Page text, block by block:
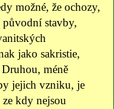
možné, že ochozy,
původní stavby,
jako sakristie,
méně
jejich vzniku, je
kdy nejsou